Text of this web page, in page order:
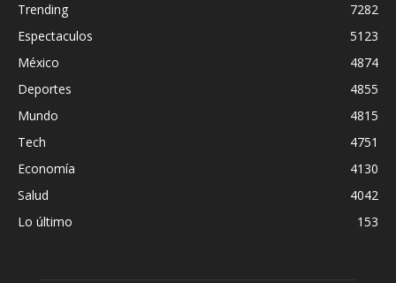
Trending
7282
Espectaculos
5123
México
4874
Deportes
4855
Mundo
4815
Tech
4751
Economía
4130
Salud
4042
Lo último
153